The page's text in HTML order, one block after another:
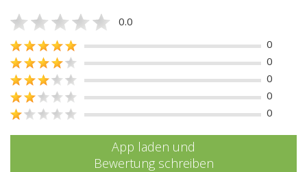
0.0
0
0
0
0
0
App laden und
Bewertung schreiben